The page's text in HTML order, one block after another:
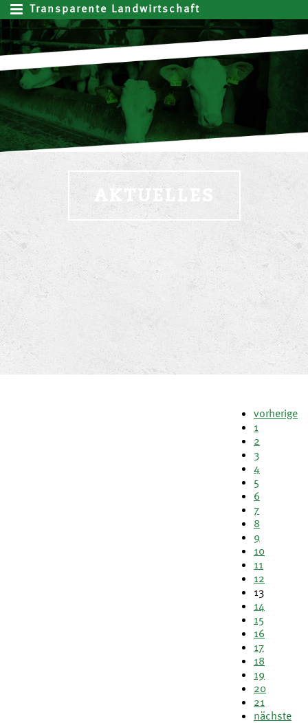
Transparente Landwirtschaft
AKTUELLES
vorherige
1
2
3
4
5
6
7
8
9
10
11
12
13
14
15
16
17
18
19
20
21
nächste